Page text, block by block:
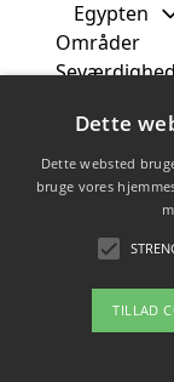
Egypten
Områder
Måned
Uge
Rejsetyper
Dette
Dette websted
bruge vores
TILLAD